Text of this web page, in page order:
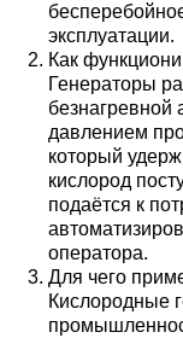
эксплуатации.
Как
Генераторы
безнагревной
давлением
который
кислород
подаётся к
оператора.
Для чего
Кислородные